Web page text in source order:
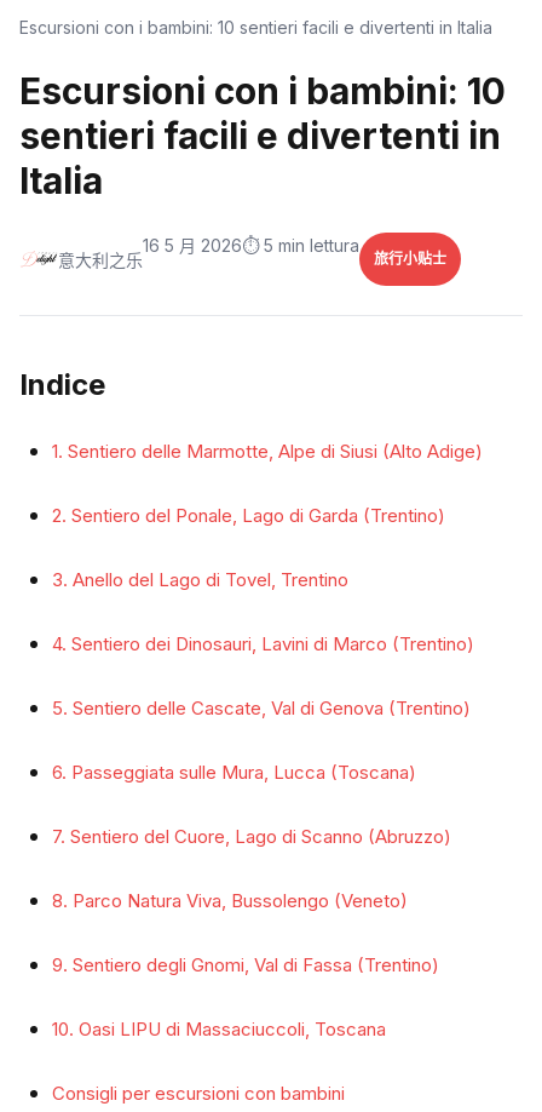
Escursioni con i bambini: 10 sentieri facili e divertenti in Italia
Escursioni con i bambini: 10
sentieri facili e divertenti in
Italia
意大利之乐
16 5 月 2026⏱️ 5 min lettura
旅行小贴士
Indice
1. Sentiero delle Marmotte, Alpe di Siusi (Alto Adige)
2. Sentiero del Ponale, Lago di Garda (Trentino)
3. Anello del Lago di Tovel, Trentino
4. Sentiero dei Dinosauri, Lavini di Marco (Trentino)
5. Sentiero delle Cascate, Val di Genova (Trentino)
6. Passeggiata sulle Mura, Lucca (Toscana)
7. Sentiero del Cuore, Lago di Scanno (Abruzzo)
8. Parco Natura Viva, Bussolengo (Veneto)
9. Sentiero degli Gnomi, Val di Fassa (Trentino)
10. Oasi LIPU di Massaciuccoli, Toscana
Consigli per escursioni con bambini